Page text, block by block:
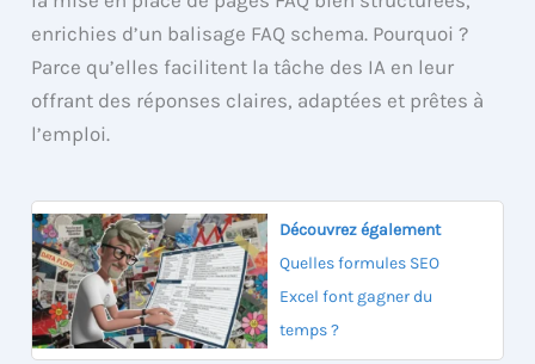
enrichies d’un balisage FAQ schema. Pourquoi ?
Parce qu’elles facilitent la tâche des IA en leur
offrant des réponses claires, adaptées et prêtes à
l’emploi.
Découvrez également
Quelles formules SEO
Excel font gagner du
temps ?